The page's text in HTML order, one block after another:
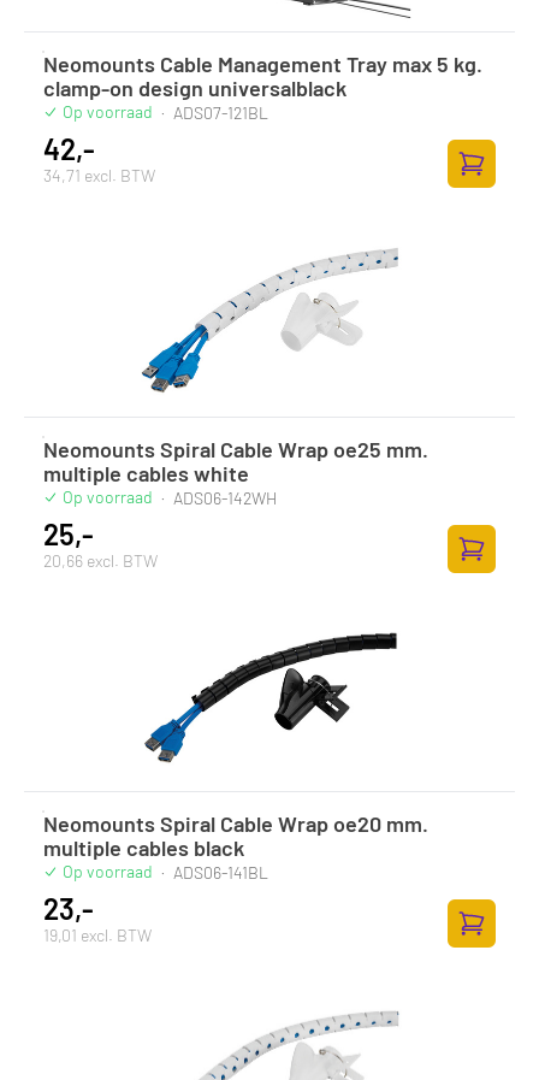
Neomounts Cable Management Tray max 5 kg.
clamp-on design universalblack
Op voorraad · ADS07-121BL
42,-
34,71 excl. BTW
Neomounts Spiral Cable Wrap oe25 mm.
multiple cables white
Op voorraad · ADS06-142WH
25,-
20,66 excl. BTW
Neomounts Spiral Cable Wrap oe20 mm.
multiple cables black
Op voorraad · ADS06-141BL
23,-
19,01 excl. BTW